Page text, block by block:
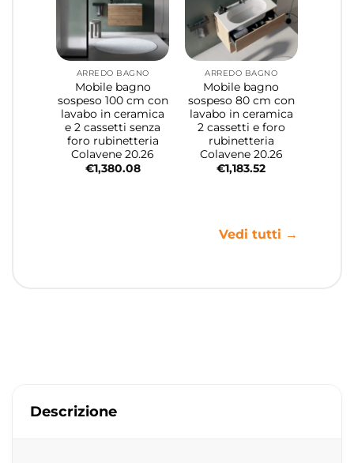
ARREDO BAGNO
Mobile bagno
sospeso 100 cm con
lavabo in ceramica
e 2 cassetti senza
foro rubinetteria
Colavene 20.26
€1,380.08
ARREDO BAGNO
Mobile bagno
sospeso 80 cm con
lavabo in ceramica
2 cassetti e foro
rubinetteria
Colavene 20.26
€1,183.52
Vedi tutti →
Descrizione